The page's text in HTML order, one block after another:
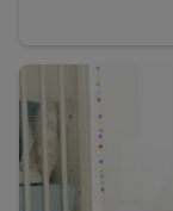
Zugriff auf
Entwicklung
von
von Daten aus
reduzierter